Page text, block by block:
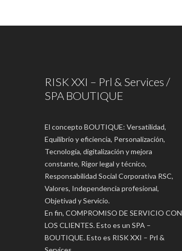
RISK XXI – Prl & Services /
SPA BOUTIQUE
El concepto BOUTIQUE: Versatilidad,
Equilibrio y eficiencia, Personalización,
Tecnología, digitalización y mejora
constante, Rigor legal y técnico,
Responsabilidad Social Corporativa RSC,
Valores, Independencia profesional,
Objetivad y Servicio.
En fin, COMPROMISO DE SERVICIO CON
LOS CLIENTES. Esto es un SPA –
BOUTIQUE. Esto es RISK XXI – Prl &